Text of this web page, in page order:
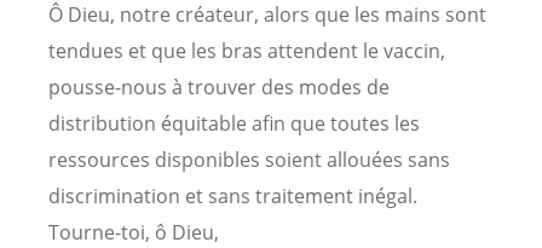
Ô Dieu, notre créateur, alors que les mains sont
tendues et que les bras attendent le vaccin,
pousse-nous à trouver des modes de
distribution équitable afin que toutes les
ressources disponibles soient allouées sans
discrimination et sans traitement inégal.
Tourne-toi, ô Dieu,